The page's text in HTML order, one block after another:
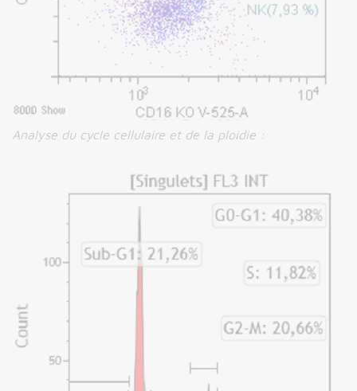
Analyse du cycle cellulaire et de la ploidie :